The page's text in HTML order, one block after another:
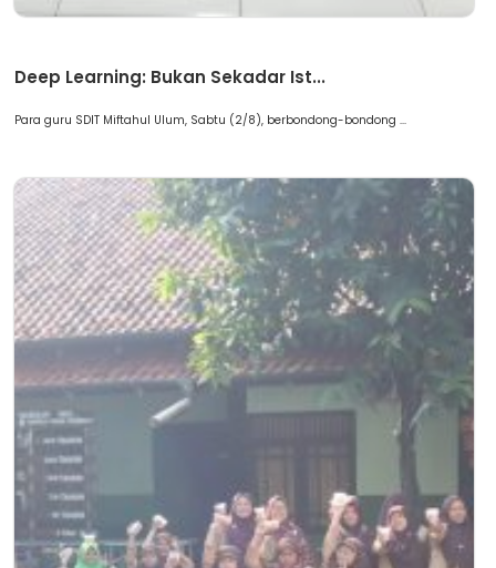
Deep Learning: Bukan Sekadar Ist...
Para guru SDIT Miftahul Ulum, Sabtu (2/8), berbondong-bondong ...